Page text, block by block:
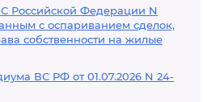
Российской Федерации N
с оспариванием сделок,
собственности на жилые
ВС РФ от 01.07.2026 N 24-